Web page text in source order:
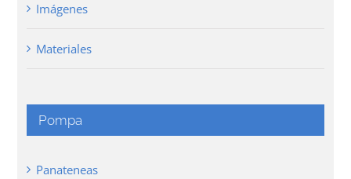
Imágenes
Materiales
Pompa
Panateneas